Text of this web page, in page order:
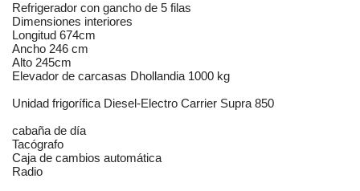
Refrigerador con gancho de 5 filas
Dimensiones interiores
Longitud 674cm
Ancho 246 cm
Alto 245cm
Elevador de carcasas Dhollandia 1000 kg
Unidad frigorífica Diesel-Electro Carrier Supra 850
cabaña de día
Tacógrafo
Caja de cambios automática
Radio